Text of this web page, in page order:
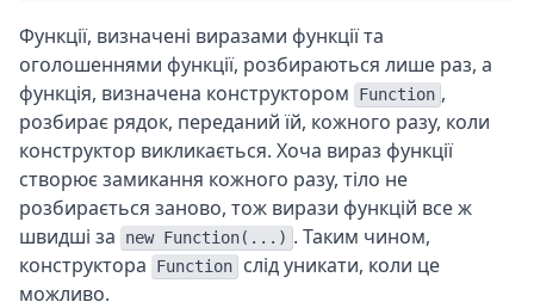
Функції, визначені виразами функції та
оголошеннями функції, розбираються лише раз, а
функція, визначена конструктором
Function ,
розбирає рядок, переданий їй, кожного разу, коли
конструктор викликається. Хоча вираз функції
створює замикання кожного разу, тіло не
розбирається заново, тож вирази функцій все ж
швидші за
new Function(...) . Таким чином,
конструктора
Function
слід уникати, коли це
можливо.